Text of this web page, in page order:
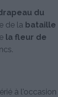
du
de la bataille
la fleur de
à l'occasion